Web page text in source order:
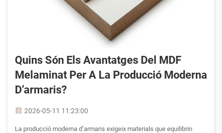
Quins Són Els Avantatges Del MDF
Melaminat Per A La Producció Moderna
D’armaris?
2026-05-11 11:23:00
La producció moderna d’armaris exigeix materials que equilibrin